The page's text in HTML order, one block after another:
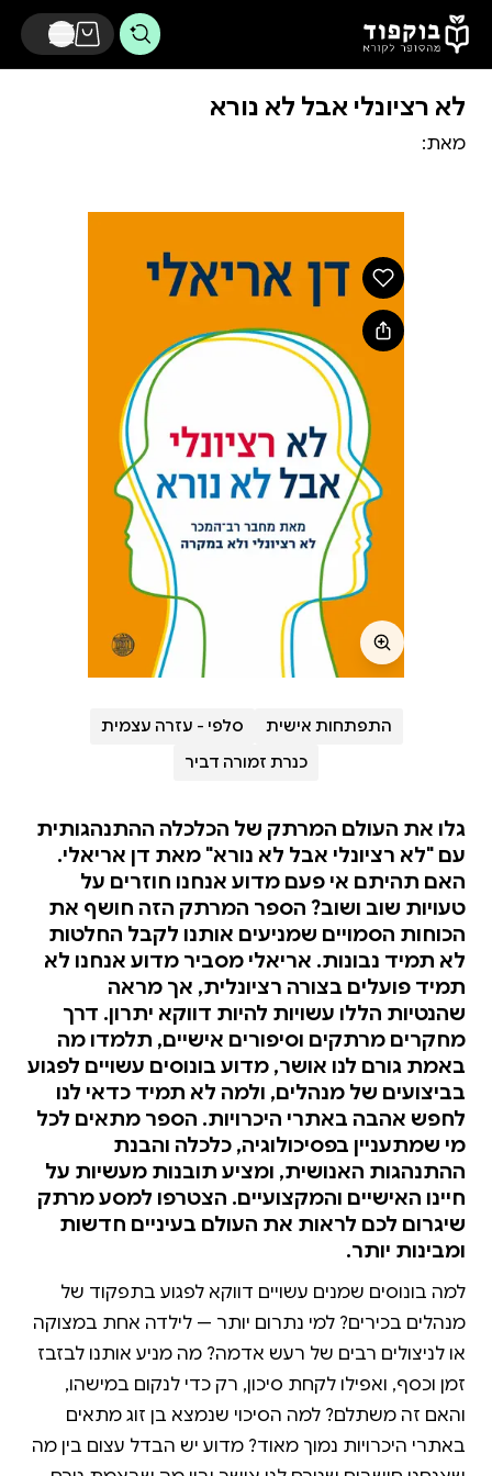
דלג לתוכן הראשי
לא רציונלי אבל לא נורא
מאת:
התפתחות אישית
סלפי - עזרה עצמית
כנרת זמורה דביר
גלו את העולם המרתק של הכלכלה ההתנהגותית
עם "לא רציונלי אבל לא נורא" מאת דן אריאלי.
האם תהיתם אי פעם מדוע אנחנו חוזרים על
טעויות שוב ושוב? הספר המרתק הזה חושף את
הכוחות הסמויים שמניעים אותנו לקבל החלטות
לא תמיד נבונות. אריאלי מסביר מדוע אנחנו לא
תמיד פועלים בצורה רציונלית, אך מראה
שהנטיות הללו עשויות להיות דווקא יתרון. דרך
מחקרים מרתקים וסיפורים אישיים, תלמדו מה
באמת גורם לנו אושר, מדוע בונוסים עשויים לפגוע
בביצועים של מנהלים, ולמה לא תמיד כדאי לנו
לחפש אהבה באתרי היכרויות. הספר מתאים לכל
מי שמתעניין בפסיכולוגיה, כלכלה והבנת
ההתנהגות האנושית, ומציע תובנות מעשיות על
חיינו האישיים והמקצועיים. הצטרפו למסע מרתק
שיגרום לכם לראות את העולם בעיניים חדשות
ומבינות יותר.
למה בונוסים שמנים עשויים דווקא לפגוע בתפקוד של
מנהלים בכירים? למי נתרום יותר — לילדה אחת במצוקה
או לניצולים רבים של רעש אדמה? מה מניע אותנו לבזבז
זמן וכסף, ואפילו לקחת סיכון, רק כדי לנקום במישהו,
והאם זה משתלם? למה הסיכוי שנמצא בן זוג מתאים
באתרי היכרויות נמוך מאוד? מדוע יש הבדל עצום בין מה